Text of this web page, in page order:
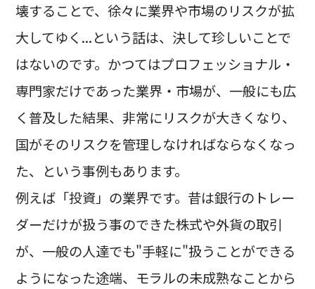
壊することで、徐々に業界や市場のリスクが拡
大してゆく...という話は、決して珍しいことで
はないのです。かつてはプロフェッショナル・
専門家だけであった業界・市場が、一般にも広
く普及した結果、非常にリスクが大きくなり、
国がそのリスクを管理しなければならなくなっ
た、という事例もあります。
例えば「投資」の業界です。昔は銀行のトレー
ダーだけが扱う事のできた株式や外貨の取引
が、一般の人達でも"手軽に"扱うことができる
ようになった途端、モラルの未成熟なことから